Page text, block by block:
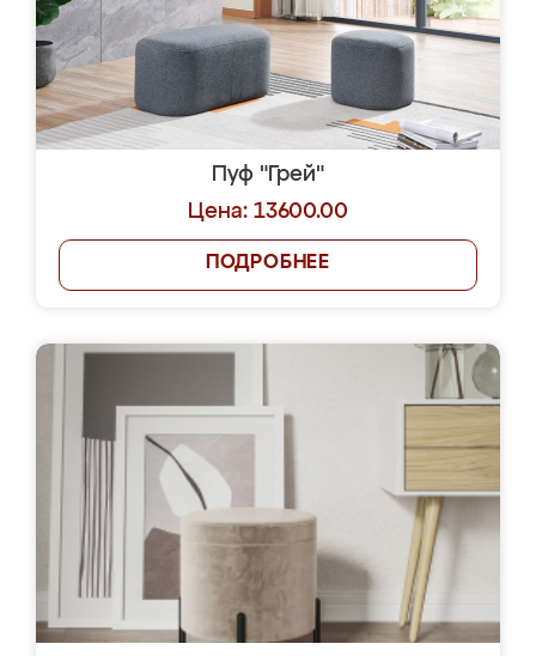
Пуф "Грей"
Цена: 13600.00
ПОДРОБНЕЕ